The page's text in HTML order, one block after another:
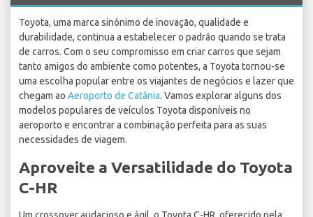
Toyota, uma marca sinónimo de inovação, qualidade e
durabilidade, continua a estabelecer o padrão quando se trata
de carros. Com o seu compromisso em criar carros que sejam
tanto amigos do ambiente como potentes, a Toyota tornou-se
uma escolha popular entre os viajantes de negócios e lazer que
chegam ao Aeroporto de Catânia. Vamos explorar alguns dos
modelos populares de veículos Toyota disponíveis no
aeroporto e encontrar a combinação perfeita para as suas
necessidades de viagem.
Aproveite a Versatilidade do Toyota
C-HR